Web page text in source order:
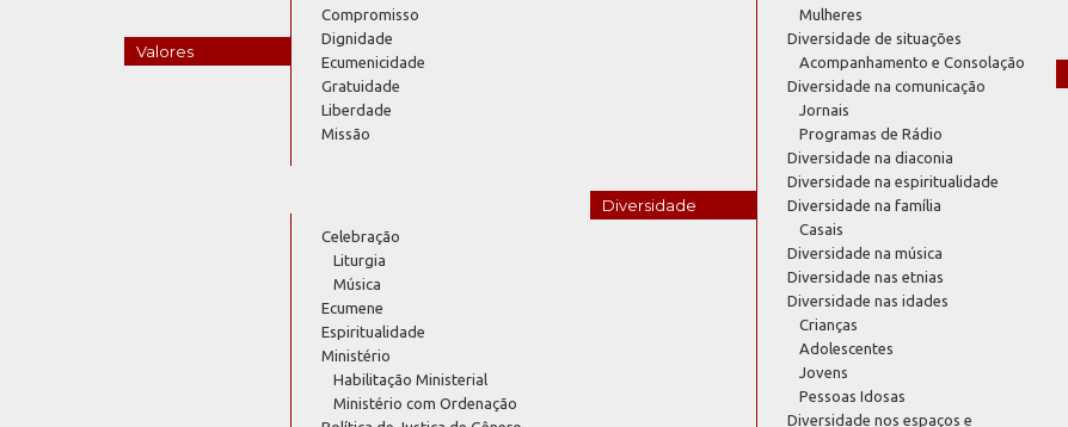
Valores
Compromisso
Dignidade
Ecumenicidade
Gratuidade
Liberdade
Missão
Celebração
Liturgia
Música
Ecumene
Espiritualidade
Ministério
Habilitação Ministerial
Ministério com Ordenação
Diversidade
Mulheres
Diversidade de situações
Acompanhamento e Consolação
Diversidade na comunicação
Jornais
Programas de Rádio
Diversidade na diaconia
Diversidade na espiritualidade
Diversidade na família
Casais
Diversidade na música
Diversidade nas etnias
Diversidade nas idades
Crianças
Adolescentes
Jovens
Pessoas Idosas
Diversidade nos espaços e